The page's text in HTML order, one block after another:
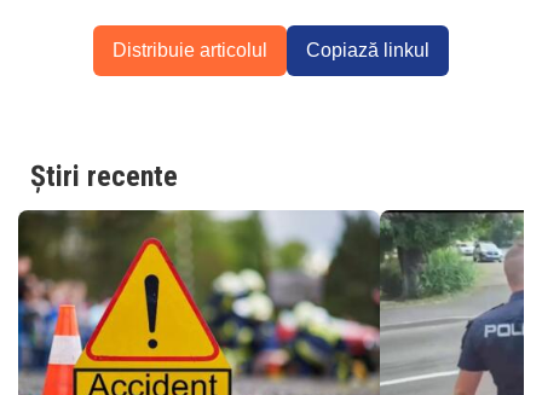
Distribuie articolul Copiază linkul
Știri recente